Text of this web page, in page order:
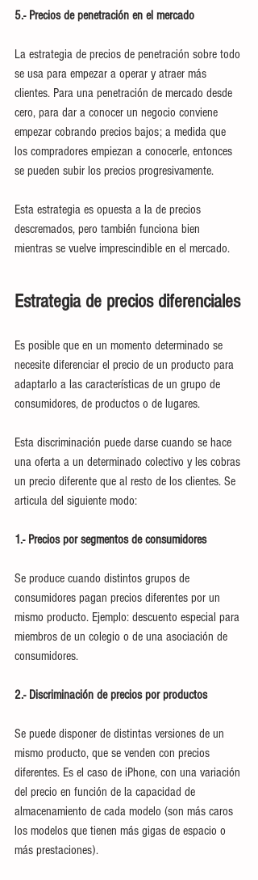
5.- Precios de penetración en el mercado
La estrategia de precios de penetración sobre todo
se usa para empezar a operar y atraer más
clientes. Para una penetración de mercado desde
cero, para dar a conocer un negocio conviene
empezar cobrando precios bajos; a medida que
los compradores empiezan a conocerle, entonces
se pueden subir los precios progresivamente.
Esta estrategia es opuesta a la de precios
descremados, pero también funciona bien
mientras se vuelve imprescindible en el mercado.
Estrategia de precios diferenciales
Es posible que en un momento determinado se
necesite diferenciar el precio de un producto para
adaptarlo a las características de un grupo de
consumidores, de productos o de lugares.
Esta discriminación puede darse cuando se hace
una oferta a un determinado colectivo y les cobras
un precio diferente que al resto de los clientes. Se
articula del siguiente modo:
1.- Precios por segmentos de consumidores
Se produce cuando distintos grupos de
consumidores pagan precios diferentes por un
mismo producto. Ejemplo: descuento especial para
miembros de un colegio o de una asociación de
consumidores.
2.- Discriminación de precios por productos
Se puede disponer de distintas versiones de un
mismo producto, que se venden con precios
diferentes. Es el caso de iPhone, con una variación
del precio en función de la capacidad de
almacenamiento de cada modelo (son más caros
los modelos que tienen más gigas de espacio o
más prestaciones).